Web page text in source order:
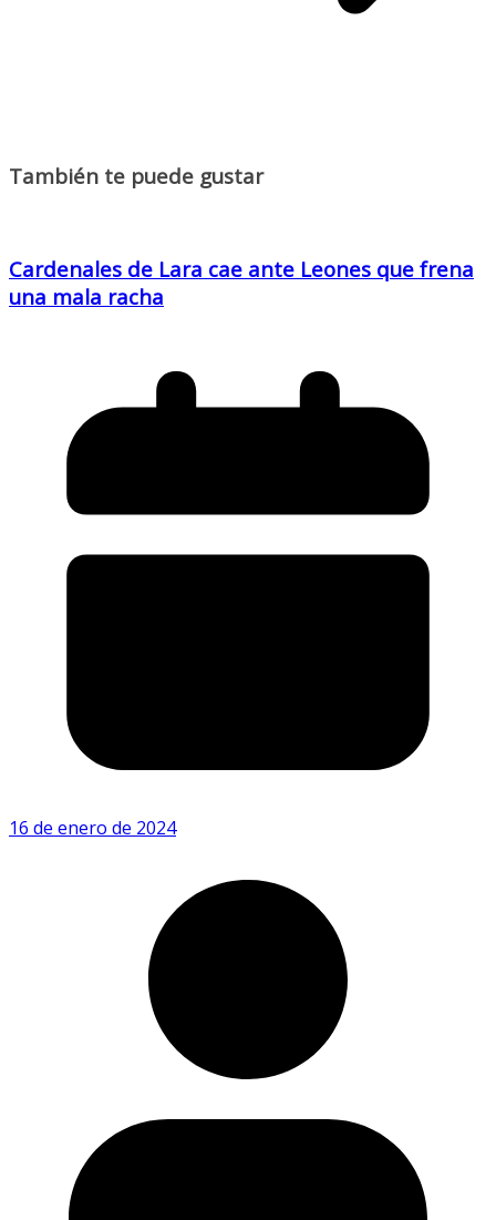
También te puede gustar
Cardenales de Lara cae ante Leones que frena
una mala racha
16 de enero de 2024